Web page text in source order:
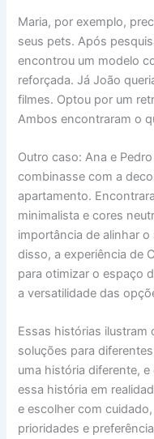
Maria, por exemplo,
seus pets. Após
encontrou um modelo
reforçada. Já João
filmes. Optou por um
Ambos encontraram o
Outro caso: Ana e
combinasse com a
apartamento.
minimalista e cores
importância de alinhar
disso, a experiência de
para otimizar o espaço
a versatilidade das
Essas histórias ilustram
soluções para
uma história diferente,
essa história em
e escolher com
prioridades e